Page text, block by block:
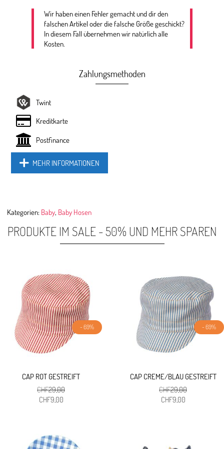
Wir haben einen Fehler gemacht und dir den
falschen Artikel oder die falsche Größe geschickt?
In diesem Fall übernehmen wir natürlich alle
Kosten.
Zahlungsmethoden
Twint
Kreditkarte
Postfinance
MEHR INFORMATIONEN
Kategorien: Baby, Baby Hosen
PRODUKTE IM SALE - 50% UND MEHR SPAREN
- 69%
CAP ROT GESTREIFT
CHF29,00
Ursprünglicher
CHF9,00Aktueller
- 69%
CAP CREME/BLAU GESTREIFT
CHF29,00
Ursprünglicher
CHF9,00Aktueller